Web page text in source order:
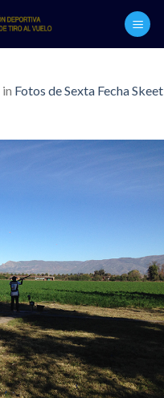
in Fotos de Sexta Fecha Skeet